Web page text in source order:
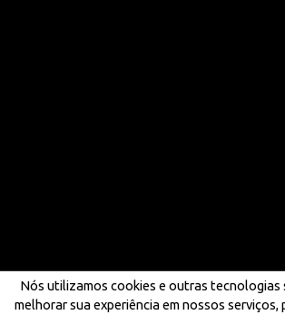
Nós utilizamos cookies e outras tecnologias
melhorar sua experiência em nossos